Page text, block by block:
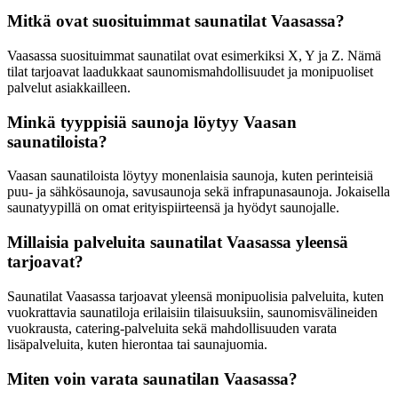
Mitkä ovat suosituimmat saunatilat Vaasassa?
Vaasassa suosituimmat saunatilat ovat esimerkiksi X, Y ja Z. Nämä
tilat tarjoavat laadukkaat saunomismahdollisuudet ja monipuoliset
palvelut asiakkailleen.
Minkä tyyppisiä saunoja löytyy Vaasan
saunatiloista?
Vaasan saunatiloista löytyy monenlaisia saunoja, kuten perinteisiä
puu- ja sähkösaunoja, savusaunoja sekä infrapunasaunoja. Jokaisella
saunatyypillä on omat erityispiirteensä ja hyödyt saunojalle.
Millaisia palveluita saunatilat Vaasassa yleensä
tarjoavat?
Saunatilat Vaasassa tarjoavat yleensä monipuolisia palveluita, kuten
vuokrattavia saunatiloja erilaisiin tilaisuuksiin, saunomisvälineiden
vuokrausta, catering-palveluita sekä mahdollisuuden varata
lisäpalveluita, kuten hierontaa tai saunajuomia.
Miten voin varata saunatilan Vaasassa?